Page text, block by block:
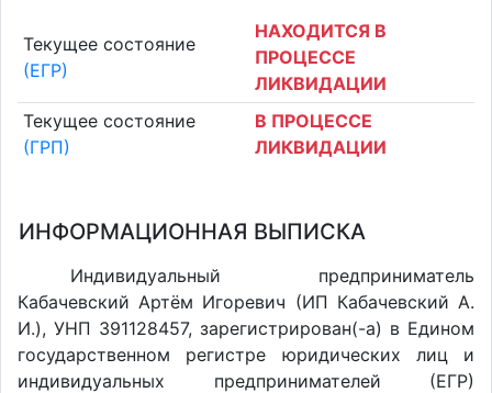
Текущее состояние
(ЕГР)
НАХОДИТСЯ В
ПРОЦЕССЕ
ЛИКВИДАЦИИ
Текущее состояние
(ГРП)
В ПРОЦЕССЕ
ЛИКВИДАЦИИ
ИНФОРМАЦИОННАЯ ВЫПИСКА
Индивидуальный предприниматель
Кабачевский Артём Игоревич (ИП Кабачевский А.
И.), УНП 391128457, зарегистрирован(-а) в Едином
государственном регистре юридических лиц и
индивидуальных предпринимателей (ЕГР)